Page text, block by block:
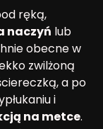
ręką,
naczyń lub
obecne w
zwilżoną
a po
i
na metce.